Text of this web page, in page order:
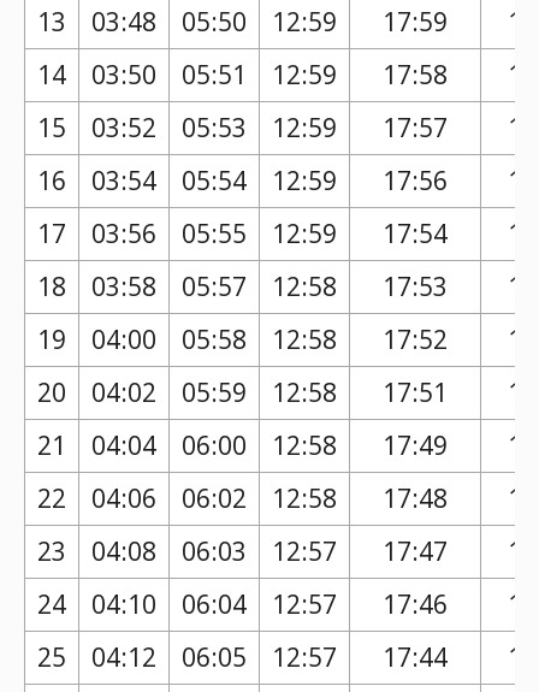
13 03:48 05:50 12:59 17:59
14
03:50 05:51 12:59 17:58
15
03:52 05:53 12:59 17:57
16
03:54 05:54 12:59 17:56
17
03:56 05:55 12:59 17:54
18
03:58 05:57 12:58 17:53
19
04:00 05:58 12:58 17:52
20
04:02 05:59 12:58 17:51
21
04:04 06:00 12:58 17:49
22
04:06 06:02 12:58 17:48
23
04:08 06:03 12:57 17:47
24
04:10 06:04 12:57 17:46
25
04:12 06:05 12:57 17:44